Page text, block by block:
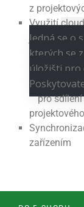
z
Využití
Jedná se o
kterých se
úložišti pro
pro sdílení
zařízením